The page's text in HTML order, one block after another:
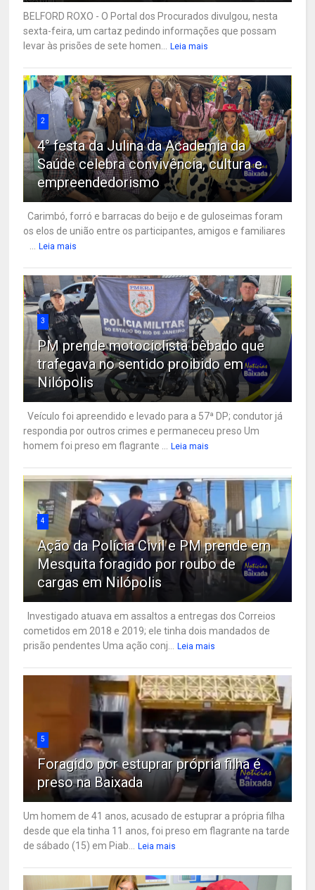
BELFORD ROXO - O Portal dos Procurados divulgou, nesta
sexta-feira, um cartaz pedindo informações que possam
levar às prisões de sete homen...
Leia mais
2
4° festa da Julina da Academia da
Saúde celebra convivência, cultura e
empreendedorismo
Carimbó, forró e barracas do beijo e de guloseimas foram
os elos de união entre os participantes, amigos e familiares
Leia mais
3
PM prende motociclista bêbado que
trafegava no sentido proibido em
Nilópolis
Veículo foi apreendido e levado para a 57ª DP; condutor já
respondia por outros crimes e permaneceu preso Um
homem foi preso em flagrante ...
Leia mais
4
Ação da Polícia Civil e PM prende em
Mesquita foragido por roubo de
cargas em Nilópolis
Investigado atuava em assaltos a entregas dos Correios
cometidos em 2018 e 2019; ele tinha dois mandados de
prisão pendentes Uma ação conj...
Leia mais
5
Foragido por estuprar própria filha é
preso na Baixada
Um homem de 41 anos, acusado de estuprar a própria filha
desde que ela tinha 11 anos, foi preso em flagrante na tarde
de sábado (15) em Piab...
Leia mais